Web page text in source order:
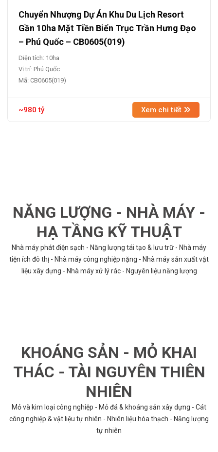
Chuyển Nhượng Dự Án Khu Du Lịch Resort
Gần 10ha Mặt Tiền Biển Trục Trần Hưng Đạo
– Phú Quốc – CB0605(019)
Diện tích: 10ha
Vị trí: Phú Quốc
Mã: CB0605(019)
~980 tỷ Xem chi tiết
NĂNG LƯỢNG - NHÀ MÁY -
HẠ TẦNG KỸ THUẬT
Nhà máy phát điện sạch - Năng lượng tái tạo & lưu trữ - Nhà máy
tiện ích đô thị - Nhà máy công nghiệp nặng - Nhà máy sản xuất vật
liệu xây dựng - Nhà máy xử lý rác - Nguyên liệu năng lượng
KHOÁNG SẢN - MỎ KHAI
THÁC - TÀI NGUYÊN THIÊN
NHIÊN
Mỏ và kim loại công nghiệp - Mỏ đá & khoáng sản xây dựng - Cát
công nghiệp & vật liệu tự nhiên - Nhiên liệu hóa thạch - Năng lượng
tự nhiên